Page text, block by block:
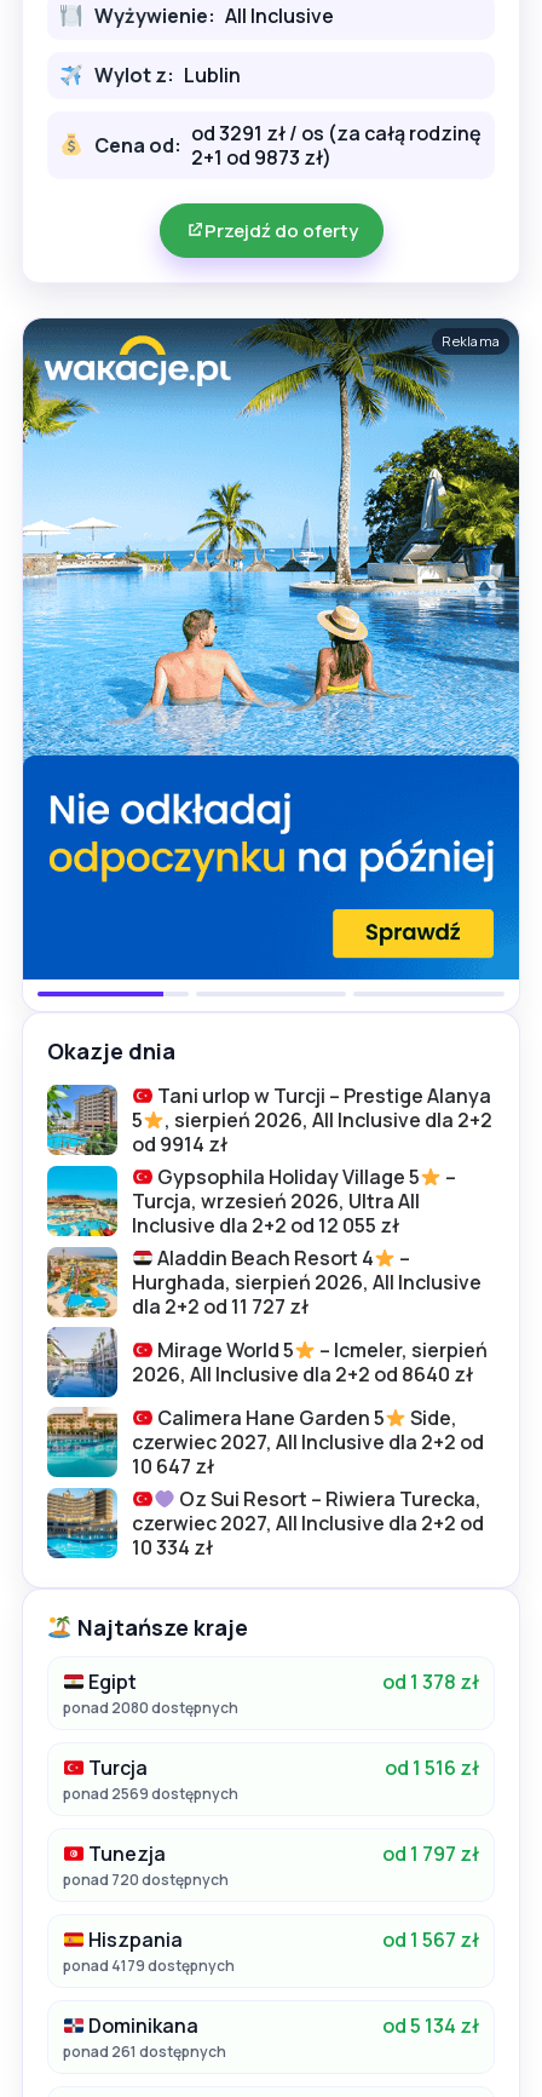
Wyżywienie: All Inclusive
Wylot z: Lublin
Cena od: od 3291 zł / os (za całą rodzinę
2+1 od 9873 zł)
Przejdź do oferty
Reklama
Okazje dnia
Tani urlop w Turcji – Prestige Alanya
5
, sierpień 2026, All Inclusive dla 2+2
od 9914 zł
Gypsophila Holiday Village 5
–
Turcja, wrzesień 2026, Ultra All
Inclusive dla 2+2 od 12 055 zł
Aladdin Beach Resort 4
–
Hurghada, sierpień 2026, All Inclusive
dla 2+2 od 11 727 zł
Mirage World 5
– Icmeler, sierpień
2026, All Inclusive dla 2+2 od 8640 zł
Calimera Hane Garden 5
Side,
czerwiec 2027, All Inclusive dla 2+2 od
10 647 zł
Oz Sui Resort – Riwiera Turecka,
czerwiec 2027, All Inclusive dla 2+2 od
10 334 zł
Najtańsze kraje
Egipt od 1 378 zł
ponad 2080 dostępnych
Turcja od 1 516 zł
ponad 2569 dostępnych
Tunezja od 1 797 zł
ponad 720 dostępnych
Hiszpania od 1 567 zł
ponad 4179 dostępnych
Dominikana od 5 134 zł
ponad 261 dostępnych